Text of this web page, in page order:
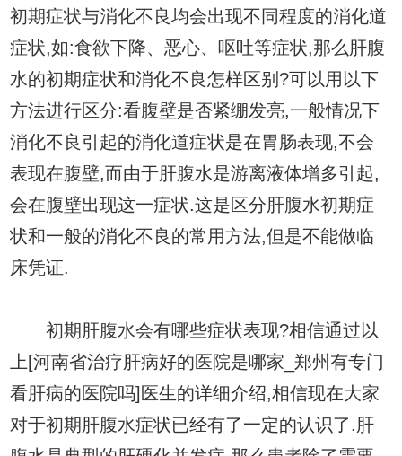
初期症状与消化不良均会出现不同程度的消化道
症状,如:食欲下降、恶心、呕吐等症状,那么肝腹
水的初期症状和消化不良怎样区别?可以用以下
方法进行区分:看腹壁是否紧绷发亮,一般情况下
消化不良引起的消化道症状是在胃肠表现,不会
表现在腹壁,而由于肝腹水是游离液体增多引起,
会在腹壁出现这一症状.这是区分肝腹水初期症
状和一般的消化不良的常用方法,但是不能做临
床凭证.
初期肝腹水会有哪些症状表现?相信通过以
上[河南省治疗肝病好的医院是哪家_郑州有专门
看肝病的医院吗]医生的详细介绍,相信现在大家
对于初期肝腹水症状已经有了一定的认识了.肝